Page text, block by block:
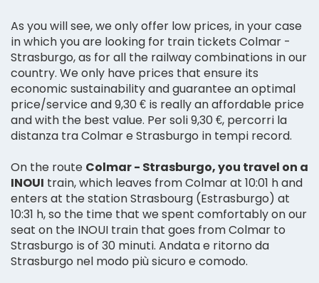
As you will see, we only offer low prices, in your case
in which you are looking for train tickets Colmar -
Strasburgo, as for all the railway combinations in our
country. We only have prices that ensure its
economic sustainability and guarantee an optimal
price/service and 9,30 € is really an affordable price
and with the best value. Per soli 9,30 €, percorri la
distanza tra Colmar e Strasburgo in tempi record.
On the route Colmar - Strasburgo, you travel on a
INOUI train, which leaves from Colmar at 10:01 h and
enters at the station Strasbourg (Estrasburgo) at
10:31 h, so the time that we spent comfortably on our
seat on the INOUI train that goes from Colmar to
Strasburgo is of 30 minuti. Andata e ritorno da
Strasburgo nel modo più sicuro e comodo.